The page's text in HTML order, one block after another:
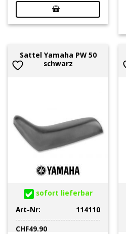
Sattel Yamaha PW 50
schwarz
sofort lieferbar
Art-Nr:
114110
CHF49.90